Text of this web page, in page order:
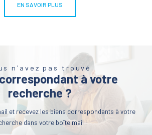
EN SAVOIR PLUS
n'avez pas trouvé
à votre
recherche ?
et recevez les biens correspondants à votre
dans votre boîte mail !